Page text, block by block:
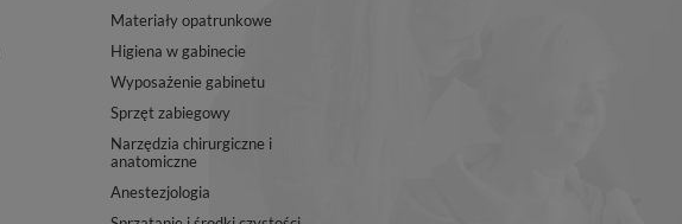
Materiały opatrunkowe
Higiena w gabinecie
Wyposażenie gabinetu
Sprzęt zabiegowy
Narzędzia chirurgiczne i
anatomiczne
Anestezjologia